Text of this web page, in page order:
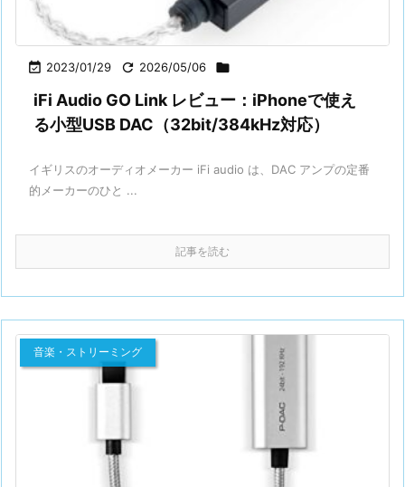
 2023/01/29  2026/05/06 
iFi Audio GO Link レビュー：iPhoneで使え
る小型USB DAC（32bit/384kHz対応）
イギリスのオーディオメーカー iFi audio は、DAC アンプの定番
的メーカーのひと ...
記事を読む
音楽・ストリーミング